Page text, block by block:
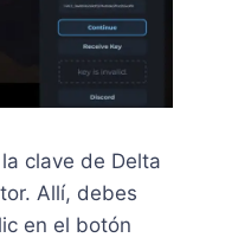
clave de Delta
Allí, debes
en el botón